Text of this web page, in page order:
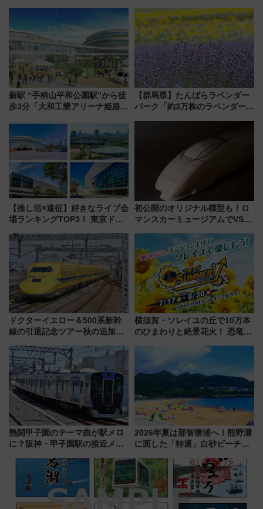
新駅 “手柄山平和公園駅”から徒
歩3分「大和工業アリーナ姫路」
大相撲巡業など 豪華イベントと
アクセス
【群馬県】たんばらラベンダー
パーク「約3万株のラベンダー」
【推し活×遠征】好きなライブ会
場ランキングTOP3！ 東京ドー
由と交通アクセス術、ライブ会
場に何を求める？
初公開のオリジナル模型も！ロ
マンスカーミュージアムでVSE
15日スタート
ドクターイエロー＆500系新幹
線の引退記念ツアー秋の追加企
ホテル情報まとめ
横須賀・ソレイユの丘で10万本
のひまわりと絶景花火！ 恐竜や
帰りお出かけ最新情報（2026年
7月17日～開催）
熱闘甲子園のテーマ曲が駅メロ
に？阪神・甲子園駅の接近メロ
谷実アレンジの特別仕様へ、8月
5日始発から
2026年夏は那智勝浦へ！熊野灘
に面した「特選」白砂ビーチは
会」は8月11日開催！